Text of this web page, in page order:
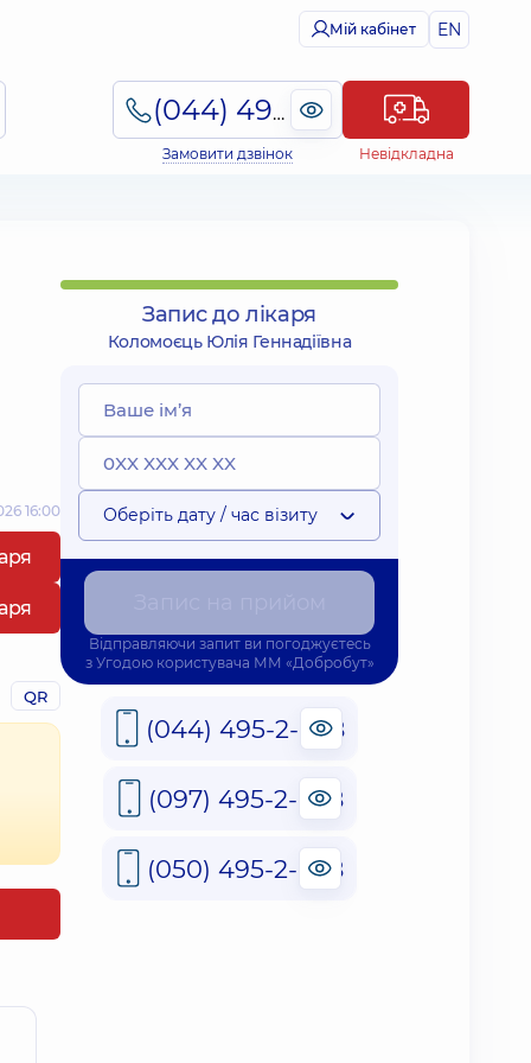
Мій кабінет EN
(044) 495-2-888
Замовити дзвінок Невідкладна
16:00
QR
Запис до лікаря
Коломоєць Юлія Геннадіївна
Оберіть дату / час візиту
Відправляючи запит ви погоджуєтесь
з Угодою користувача ММ «Добробут»
(044) 495-2-888
(097) 495-2-888
(050) 495-2-888